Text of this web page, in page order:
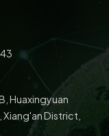
Huaxingyuan
District,